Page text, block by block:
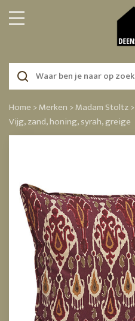
Home >Merken >Madam Stoltz >
Vijg, zand, honing, syrah, greige